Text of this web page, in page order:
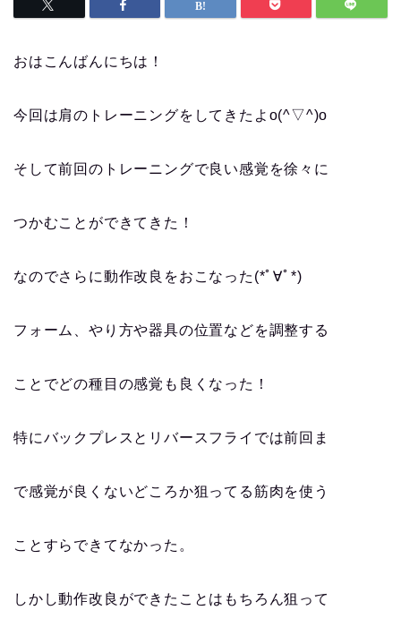
おはこんばんにちは！
今回は肩のトレーニングをしてきたよo(^▽^)o
そして前回のトレーニングで良い感覚を徐々に
つかむことができてきた！
なのでさらに動作改良をおこなった(*ﾟ∀ﾟ*)
フォーム、やり方や器具の位置などを調整する
ことでどの種目の感覚も良くなった！
特にバックプレスとリバースフライでは前回ま
で感覚が良くないどころか狙ってる筋肉を使う
ことすらできてなかった。
しかし動作改良ができたことはもちろん狙って